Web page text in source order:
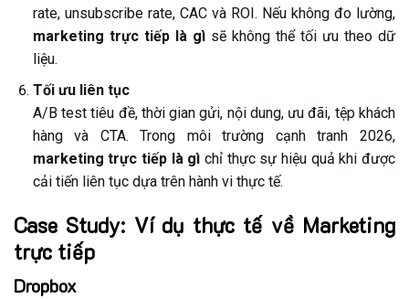
rate, unsubscribe rate, CAC và ROI. Nếu không đo lường,
marketing trực tiếp là gìsẽ không thể tối ưu theo dữ
liệu.
Tối ưu liên tục
A/B test tiêu đề, thời gian gửi, nội dung, ưu đãi, tệp khách
hàng và CTA. Trong môi trường cạnh tranh 2026,
marketing trực tiếp là gì chỉ thực sự hiệu quả khi được
cải tiến liên tục dựa trên hành vi thực tế.
Case Study: Ví dụ thực tế về Marketing
trực tiếp
Dropbox